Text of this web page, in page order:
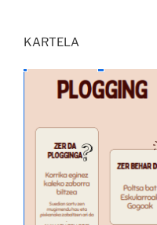
KARTELA